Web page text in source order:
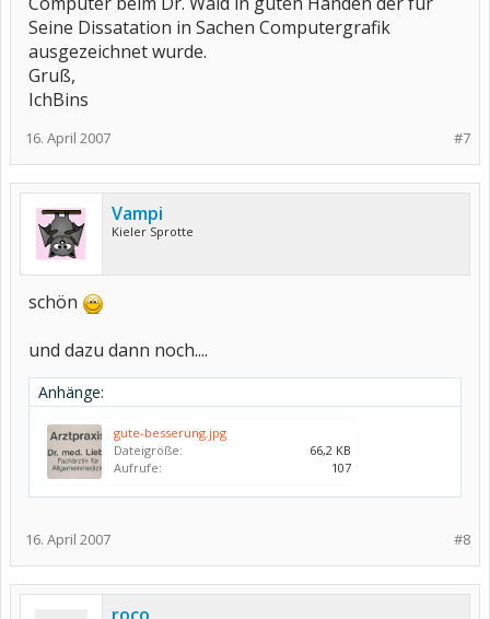
Seine Dissatation in Sachen Computergrafik
ausgezeichnet wurde.
Gruß,
IchBins
#7
16. April 2007
Vampi
Kieler Sprotte
schön
und dazu dann noch....
Anhänge:
gute-besserung.jpg
Dateigröße:
66,2 KB
Aufrufe:
107
#8
16. April 2007